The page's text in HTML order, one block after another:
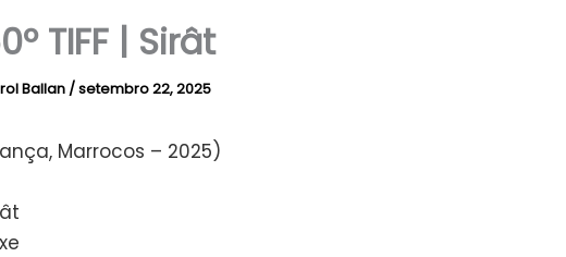
TIFF | Sirât
Ballan /setembro 22, 2025
Marrocos – 2025)